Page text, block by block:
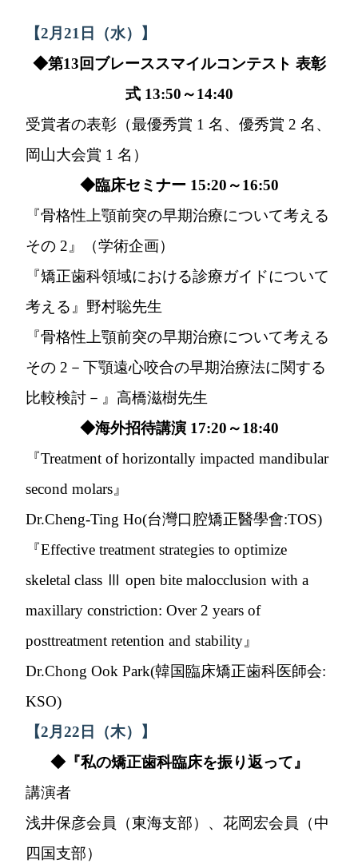
【2月21日（水）】
◆第13回ブレーススマイルコンテスト 表彰
式 13:50～14:40
受賞者の表彰（最優秀賞 1 名、優秀賞 2 名、
岡山大会賞 1 名）
◆臨床セミナー 15:20～16:50
『骨格性上顎前突の早期治療について考える
その 2』（学術企画）
『矯正歯科領域における診療ガイドについて
考える』野村聡先生
『骨格性上顎前突の早期治療について考える
その 2－下顎遠心咬合の早期治療法に関する
比較検討－』高橋滋樹先生
◆海外招待講演 17:20～18:40
『Treatment of horizontally impacted mandibular
second molars』
Dr.Cheng-Ting Ho(台灣口腔矯正醫學會:TOS)
『Effective treatment strategies to optimize
skeletal class Ⅲ open bite malocclusion with a
maxillary constriction: Over 2 years of
posttreatment retention and stability』
Dr.Chong Ook Park(韓国臨床矯正歯科医師会:
KSO)
【2月22日（木）】
◆『私の矯正歯科臨床を振り返って』
講演者
浅井保彦会員（東海支部）、花岡宏会員（中
四国支部）